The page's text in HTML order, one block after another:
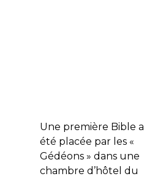
Une première Bible a
été placée par les «
Gédéons » dans une
chambre d’hôtel du